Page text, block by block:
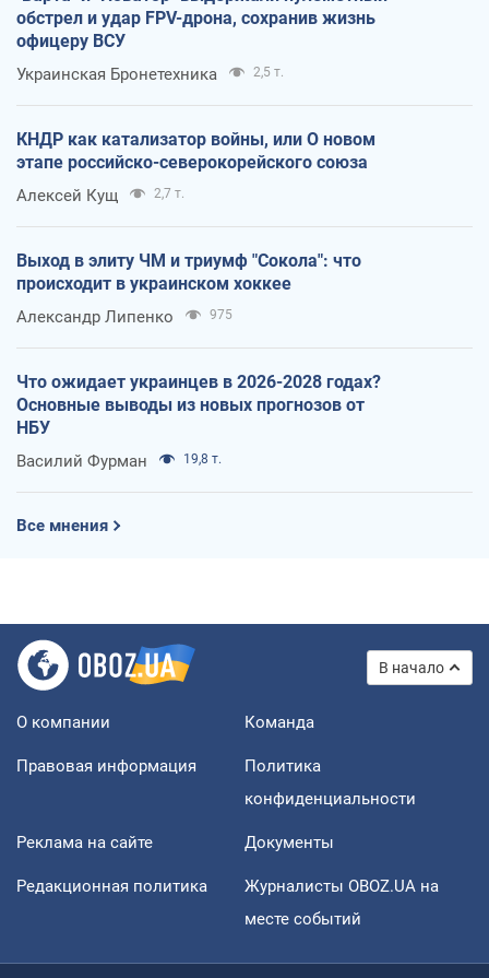
обстрел и удар FPV-дрона, сохранив жизнь
офицеру ВСУ
Украинская Бронетехника 2,5 т.
КНДР как катализатор войны, или О новом
этапе российско-северокорейского союза
Алексей Кущ 2,7 т.
Выход в элиту ЧМ и триумф "Сокола": что
происходит в украинском хоккее
Александр Липенко 975
Что ожидает украинцев в 2026-2028 годах?
Основные выводы из новых прогнозов от
НБУ
Василий Фурман 19,8 т.
Все мнения
В начало
О компании Команда
Правовая информация
Политика
конфиденциальности
Реклама на сайте Документы
Редакционная политика
Журналисты OBOZ.UA на
месте событий